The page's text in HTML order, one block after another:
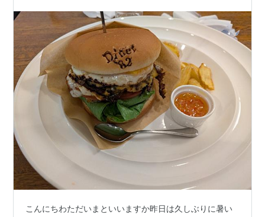
こんにちわただいまといいますか昨日は久しぶりに暑い